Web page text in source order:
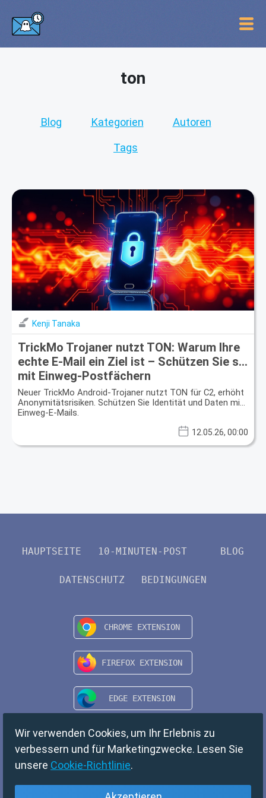
ton
Blog Kategorien Autoren
Tags
Kenji Tanaka
TrickMo Trojaner nutzt TON: Warum Ihre
echte E-Mail ein Ziel ist – Schützen Sie sie
mit Einweg-Postfächern
Neuer TrickMo Android-Trojaner nutzt TON für C2, erhöht
Anonymitätsrisiken. Schützen Sie Identität und Daten mit
Einweg-E-Mails.
12.05.26, 00:00
HAUPTSEITE 10-MINUTEN-POST BLOG
DATENSCHUTZ BEDINGUNGEN
Wir verwenden Cookies, um Ihr Erlebnis zu
verbessern und für Marketingzwecke. Lesen Sie
unsere Cookie-Richtlinie.